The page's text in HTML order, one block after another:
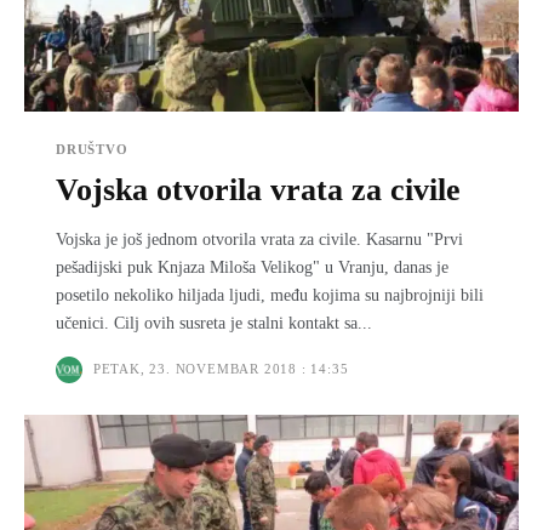
DRUŠTVO
Vojska otvorila vrata za civile
Vojska je još jednom otvorila vrata za civile. Kasarnu "Prvi
pešadijski puk Knjaza Miloša Velikog" u Vranju, danas je
posetilo nekoliko hiljada ljudi, među kojima su najbrojniji bili
učenici. Cilj ovih susreta je stalni kontakt sa...
PETAK, 23. NOVEMBAR 2018 : 14:35